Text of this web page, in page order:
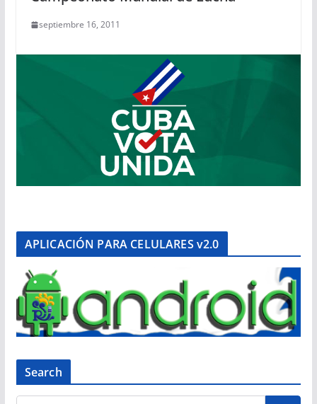
septiembre 16, 2011
APLICACIÓN PARA CELULARES v2.0
Search